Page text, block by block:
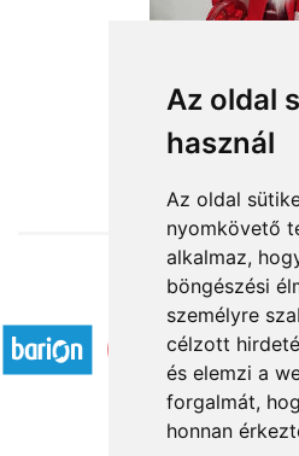
Az oldal
használ
Az oldal
nyomkövető
alkalmaz,
böngészési
személyre
célzott
és elemzi a
forgalmát,
honnan
from
Accepted